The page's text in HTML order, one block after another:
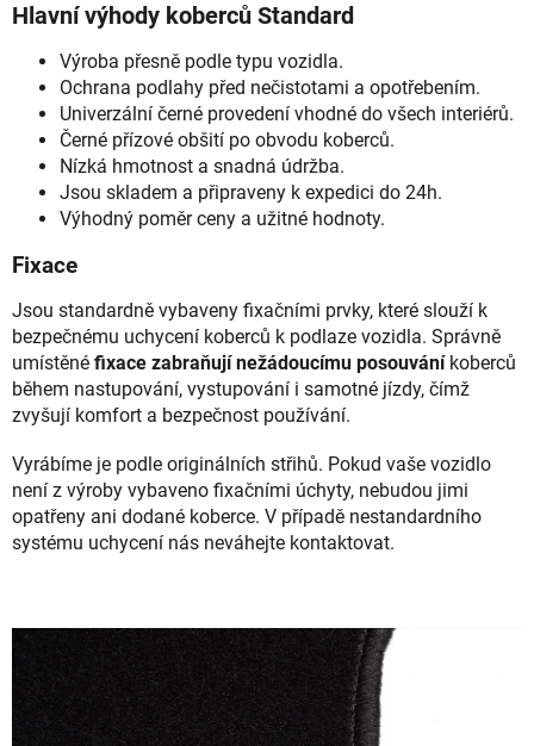
Hlavní výhody koberců Standard
Výroba přesně podle typu vozidla.
Ochrana podlahy před nečistotami a opotřebením.
Univerzální černé provedení vhodné do všech interiérů.
Černé přízové obšití po obvodu koberců.
Nízká hmotnost a snadná údržba.
Jsou skladem a připraveny k expedici do 24h.
Výhodný poměr ceny a užitné hodnoty.
Fixace
Jsou standardně vybaveny fixačními prvky, které slouží k
bezpečnému uchycení koberců k podlaze vozidla. Správně
umístěné fixace zabraňují nežádoucímu posouváníkoberců
během nastupování, vystupování i samotné jízdy, čímž
zvyšují komfort a bezpečnost používání.
Vyrábíme je podle originálních střihů. Pokud vaše vozidlo
není z výroby vybaveno fixačními úchyty, nebudou jimi
opatřeny ani dodané koberce. V případě nestandardního
systému uchycení nás neváhejte kontaktovat.